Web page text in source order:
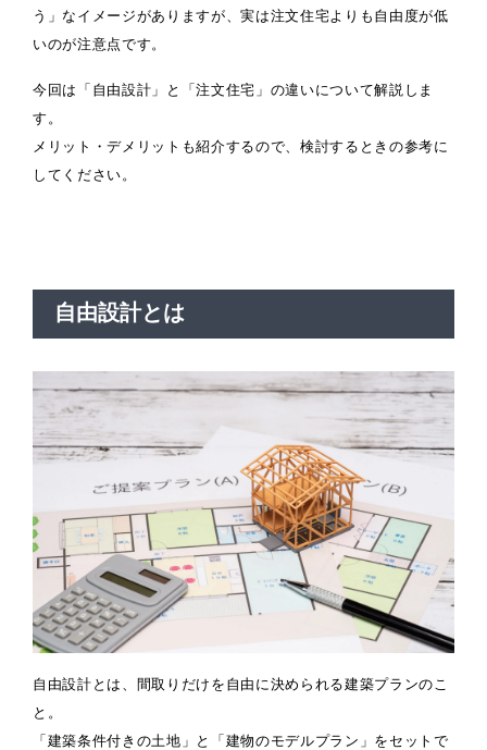
う」なイメージがありますが、実は注文住宅よりも自由度が低
いのが注意点です。
今回は「自由設計」と「注文住宅」の違いについて解説しま
す。
メリット・デメリットも紹介するので、検討するときの参考に
してください。
自由設計とは
自由設計とは、間取りだけを自由に決められる建築プランのこ
と。
「建築条件付きの土地」と「建物のモデルプラン」をセットで